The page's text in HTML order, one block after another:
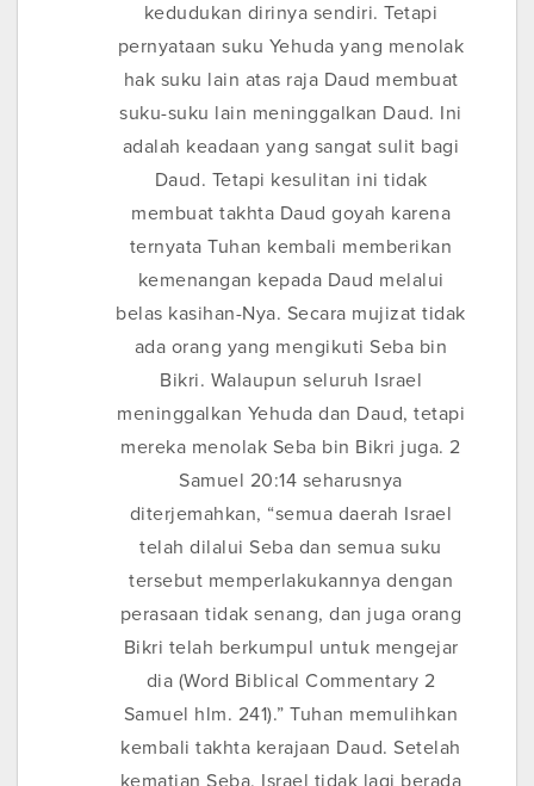
kedudukan dirinya sendiri. Tetapi
pernyataan suku Yehuda yang menolak
hak suku lain atas raja Daud membuat
suku-suku lain meninggalkan Daud. Ini
adalah keadaan yang sangat sulit bagi
Daud. Tetapi kesulitan ini tidak
membuat takhta Daud goyah karena
ternyata Tuhan kembali memberikan
kemenangan kepada Daud melalui
belas kasihan-Nya. Secara mujizat tidak
ada orang yang mengikuti Seba bin
Bikri. Walaupun seluruh Israel
meninggalkan Yehuda dan Daud, tetapi
mereka menolak Seba bin Bikri juga. 2
Samuel 20:14 seharusnya
diterjemahkan, “semua daerah Israel
telah dilalui Seba dan semua suku
tersebut memperlakukannya dengan
perasaan tidak senang, dan juga orang
Bikri telah berkumpul untuk mengejar
dia (Word Biblical Commentary 2
Samuel hlm. 241).” Tuhan memulihkan
kembali takhta kerajaan Daud. Setelah